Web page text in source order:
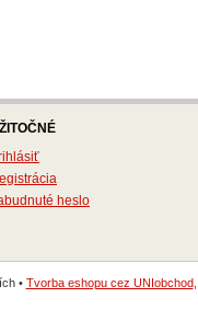
heslo
• Tvorba eshopu cez UNIobchod,